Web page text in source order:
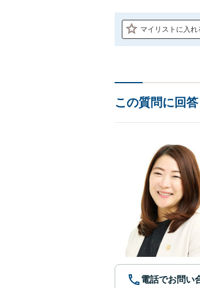
マイリストに入れ
この質問に回
電話でお問い